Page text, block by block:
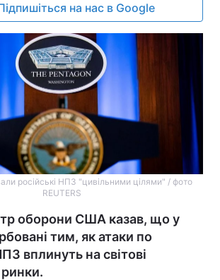
на нас в Google
російські НПЗ "цивільними цілями" / фото
REUTERS
оборони США казав, що у
тим, як атаки по
вплинуть на світові